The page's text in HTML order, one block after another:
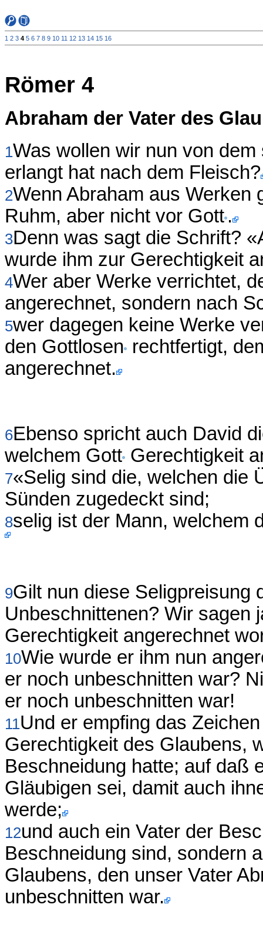
1 2 3 4 5 6 7 8 9 10 11 12 13 14 15 16
Römer 4
Abraham der Vater des
1Was wollen wir nun von
erlangt hat nach dem Fleisch?
2Wenn Abraham aus Werken
Ruhm, aber nicht vor Gott .
3Denn was sagt die Schrift?
wurde ihm zur Gerechtigkeit
4Wer aber Werke verrichtet,
angerechnet, sondern nach
5wer dagegen keine Werke
den Gottlosen rechtfertigt,
angerechnet.
6Ebenso spricht auch David
welchem Gott Gerechtigkeit
7«Selig sind die, welchen die
Sünden zugedeckt sind;
8selig ist der Mann, welchem
9Gilt nun diese Seligpreisung
Unbeschnittenen? Wir sagen
Gerechtigkeit angerechnet
10Wie wurde er ihm nun
er noch unbeschnitten war?
er noch unbeschnitten war!
11Und er empfing das
Gerechtigkeit des Glaubens,
Beschneidung hatte; auf daß
Gläubigen sei, damit auch
werde;
12und auch ein Vater der
Beschneidung sind, sondern
Glaubens, den unser Vater
unbeschnitten war.